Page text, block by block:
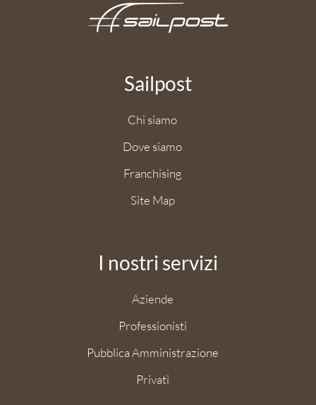
Sailpost
Chi siamo
Dove siamo
Franchising
Site Map
I nostri servizi
Aziende
Professionisti
Pubblica Amministrazione
Privati